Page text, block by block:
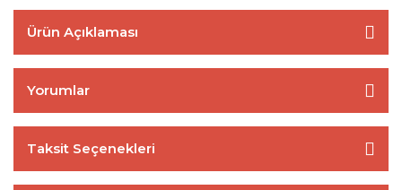
Ürün Açıklaması
Yorumlar
Taksit Seçenekleri